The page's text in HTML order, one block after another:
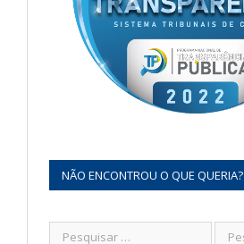
NÃO ENCONTROU O QUE QUERIA?